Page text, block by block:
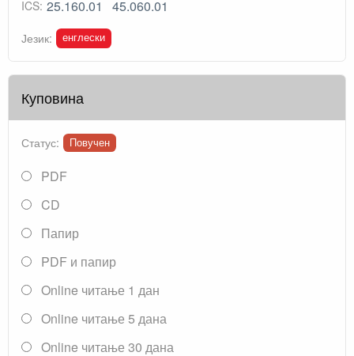
ICS: 25.160.01 45.060.01
Језик: енглески
Куповина
Статус: Повучен
PDF
CD
Папир
PDF и папир
Online читање 1 дан
Online читање 5 дана
Online читање 30 дана